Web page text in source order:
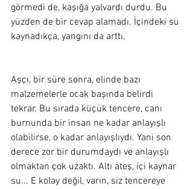
görmedi de, kaşığa yalvardı durdu. Bu
yüzden de bir cevap alamadı. İçindeki su
kaynadıkça, yangını da arttı.
Aşçı, bir süre sonra, elinde bazı
malzemelerle ocak başında belirdi
tekrar. Bu sırada küçük tencere, canı
burnunda bir insan ne kadar anlayışlı
olabilirse, o kadar anlayışlıydı. Yani son
derece zor bir durumdaydı ve anlayışlı
olmaktan çok uzaktı. Altı ateş, içi kaynar
su... E kolay değil, varın, siz tencereye